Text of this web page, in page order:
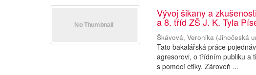
Vývoj šikany a
a 8. tříd ZŠ J. K. Tyla
Škávová, Veronika (Jihočeská
Tato bakalářská práce
agresorovi, o třídním publiku a
s pomocí etiky. Zároveň ...